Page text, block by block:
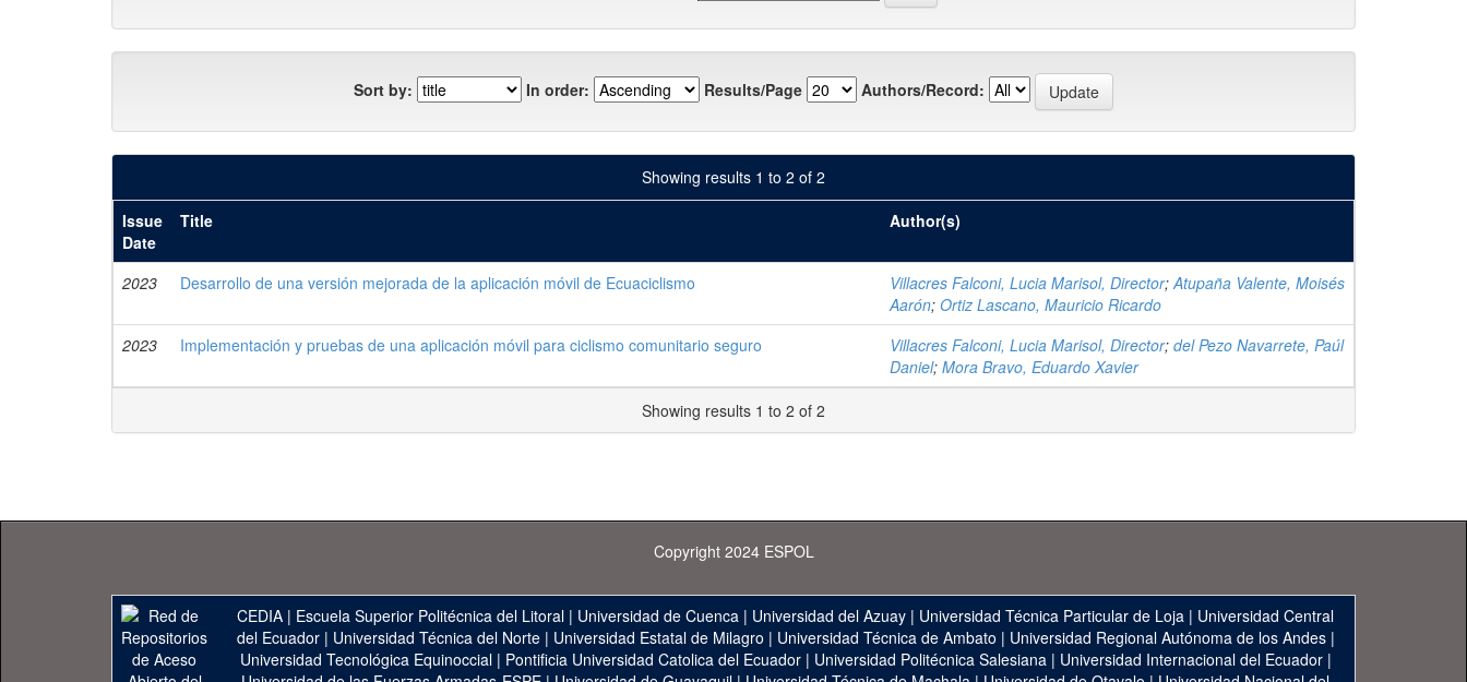
Sort by: In order: Results/Page Authors/Record:
Showing results 1 to 2 of 2
Issue
Date
Title Author(s)
2023 Desarrollo de una versión mejorada de la aplicación móvil de Ecuaciclismo Villacres Falconi, Lucia Marisol, Director;Atupaña Valente, Moisés
Aarón; Ortiz Lascano, Mauricio Ricardo
2023
Implementación y pruebas de una aplicación móvil para ciclismo comunitario seguro Villacres Falconi, Lucia Marisol, Director; del Pezo Navarrete, Paúl
Daniel; Mora Bravo, Eduardo Xavier
Showing results 1 to 2 of 2
Copyright 2024 ESPOL
CEDIA | Escuela Superior Politécnica del Litoral | Universidad de Cuenca | Universidad del Azuay | Universidad Técnica Particular de Loja | Universidad Central
del Ecuador| Universidad Técnica del Norte| Universidad Estatal de Milagro | Universidad Técnica de Ambato | Universidad Regional Autónoma de los Andes|
Universidad Tecnológica Equinoccial| Pontificia Universidad Catolica del Ecuador| Universidad Politécnica Salesiana| Universidad Internacional del Ecuador|